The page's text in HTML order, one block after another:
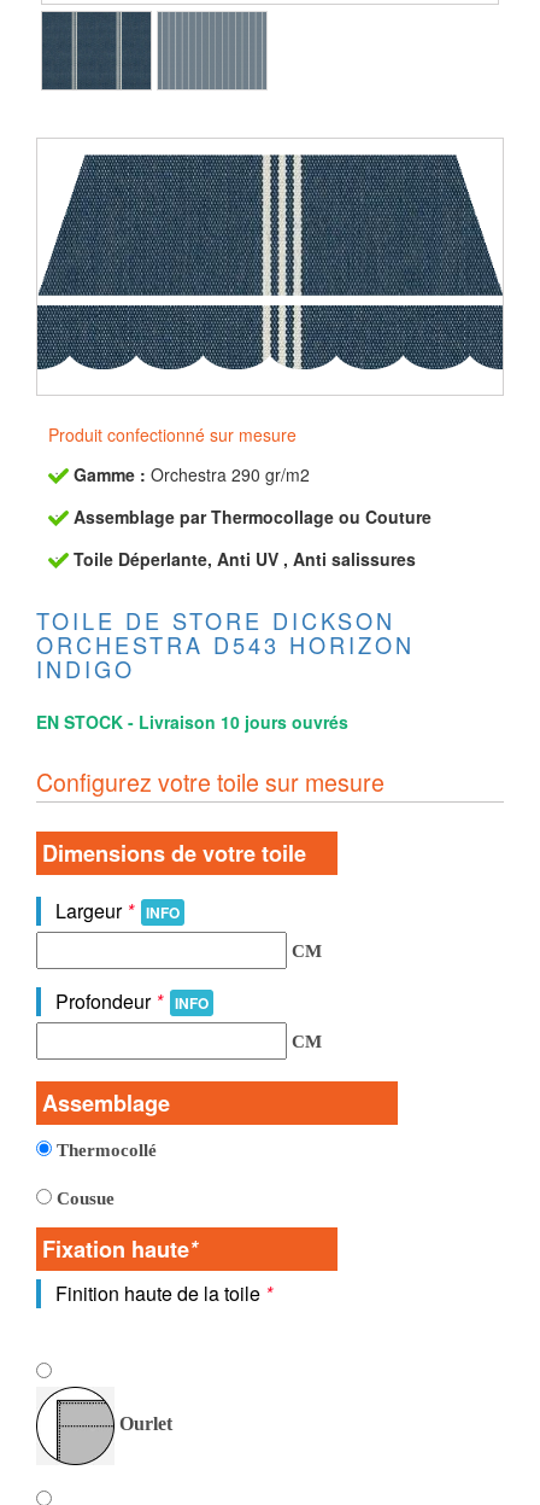
Produit confectionné sur mesure
Gamme : Orchestra 290 gr/m2
Assemblage par Thermocollage ou Couture
Toile Déperlante, Anti UV , Anti salissures
TOILE DE STORE DICKSON
ORCHESTRA D543 HORIZON
INDIGO
EN STOCK - Livraison 10 jours ouvrés
Configurez votre toile sur mesure
Dimensions de votre toile
Largeur * INFO
CM
Profondeur * INFO
CM
Assemblage
Thermocollé
Cousue
Fixation haute*
Finition haute de la toile *
Ourlet